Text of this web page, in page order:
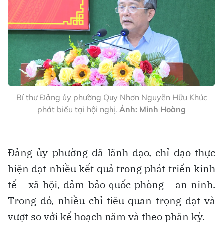
Bí thư Đảng ủy phường Quy Nhơn Nguyễn Hữu Khúc
phát biểu tại hội nghị. Ảnh: Minh Hoàng
Đảng ủy phường đã lãnh đạo, chỉ đạo thực
hiện đạt nhiều kết quả trong phát triển kinh
tế - xã hội, đảm bảo quốc phòng - an ninh.
Trong đó, nhiều chỉ tiêu quan trọng đạt và
vượt so với kế hoạch năm và theo phân kỳ.